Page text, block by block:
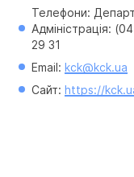
Телефони:
Адміністрація:
29 31
Email: kck@kck.ua
Сайт: https://